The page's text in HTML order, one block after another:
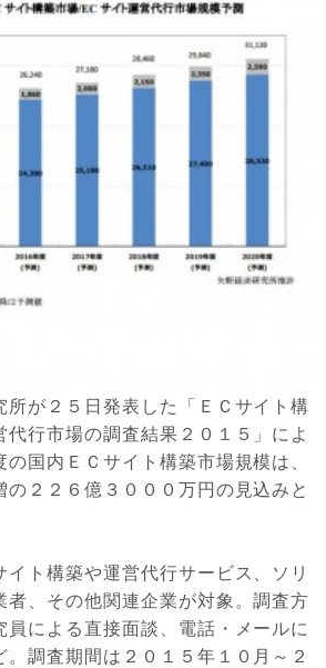
所が２５日発表した「ＥＣサイト構
代行市場の調査結果２０１５」によ
国内ＥＣサイト構築市場規模は、
の２２６億３０００万円の見込みと
ト構築や運営代行サービス、ソリ
者、その他関連企業が対象。調査方
員による直接面談、電話・メールに
。調査期間は２０１５年１０月～２